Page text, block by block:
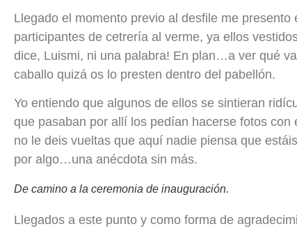
Llegado el momento previo al desfile me
participantes de cetrería al verme, ya ellos
dice, Luismi, ni una palabra! En plan…a ver qué
caballo quizá os lo presten dentro del pabellón.
Yo entiendo que algunos de ellos se sintieran
que pasaban por allí los pedían hacerse fotos
no le deis vueltas que aquí nadie piensa que
por algo…una anécdota sin más.
De camino a la ceremonia de inauguración.
Llegados a este punto y como forma de